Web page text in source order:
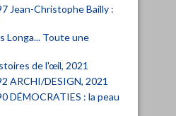
Jean-Christophe Bailly :
Longa... Toute une
de l'œil, 2021
ARCHI/DESIGN, 2021
DÉMOCRATIES : la peau